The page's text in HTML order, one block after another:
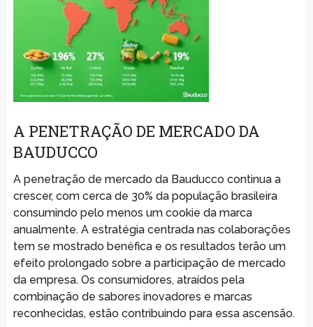
A PENETRAÇÃO DE MERCADO DA
BAUDUCCO
A penetração de mercado da Bauducco continua a
crescer, com cerca de 30% da população brasileira
consumindo pelo menos um cookie da marca
anualmente. A estratégia centrada nas colaborações
tem se mostrado benéfica e os resultados terão um
efeito prolongado sobre a participação de mercado
da empresa. Os consumidores, atraídos pela
combinação de sabores inovadores e marcas
reconhecidas, estão contribuindo para essa ascensão.